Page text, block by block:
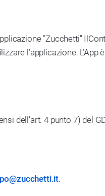
"Zucchetti"
l’applicazione. L’App
dell’art. 4 punto 7) del
.